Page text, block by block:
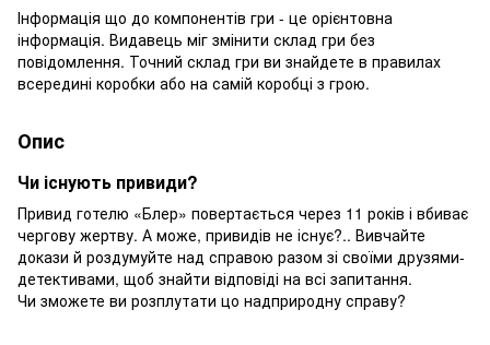
Інформація що до компонентів гри - це орієнтовна
інформація. Видавець міг змінити склад гри без
повідомлення. Точний склад гри ви знайдете в правилах
всередині коробки або на самій коробці з грою.
Опис
Чи існують привиди?
Привид готелю «Блер» повертається через 11 років і вбиває
чергову жертву. А може, привидів не існує?.. Вивчайте
докази й роздумуйте над справою разом зі своїми друзями-
детективами, щоб знайти відповіді на всі запитання.
Чи зможете ви розплутати цо надприродну справу?